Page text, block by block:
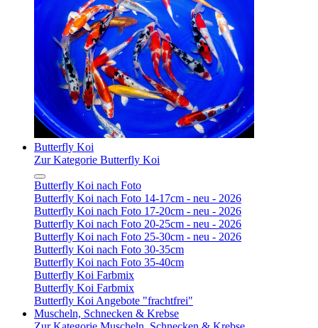
Butterfly Koi
Zur Kategorie Butterfly Koi
Butterfly Koi nach Foto
Butterfly Koi nach Foto 14-17cm - neu - 2026
Butterfly Koi nach Foto 17-20cm - neu - 2026
Butterfly Koi nach Foto 20-25cm - neu - 2026
Butterfly Koi nach Foto 25-30cm - neu - 2026
Butterfly Koi nach Foto 30-35cm
Butterfly Koi nach Foto 35-40cm
Butterfly Koi Farbmix
Butterfly Koi Farbmix
Butterfly Koi Angebote "frachtfrei"
Muscheln, Schnecken & Krebse